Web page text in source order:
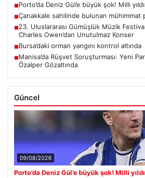
■Porto’da Deniz Gül’e büyük şok! Milli
■Çanakkale sahilinde bulunan mühimmat
■23. Uluslararası Gümüşlük Müzik
Charles Owen’dan Unutulmaz Konser
■Bursa’daki orman yangını kontrol altında
■Manisa’da Rüşvet Soruşturması: Yeni
Özalper Gözaltında
Güncel
09/08/2026
Porto’da Deniz Gül’e büyük şok! Milli